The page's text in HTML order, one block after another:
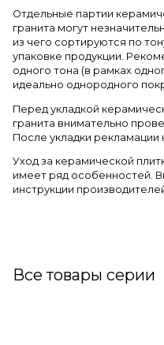
Отдельные партии
гранита могут
из чего сортируются по
упаковке продукции.
одного тона (в рамках
идеально однородного
Перед укладкой
гранита внимательно
После укладки рекламации
Уход за керамической
имеет ряд особенностей.
инструкции
Все товары серии